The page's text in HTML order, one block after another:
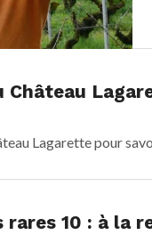
Château
Lagarette pour
rares 10 : à la